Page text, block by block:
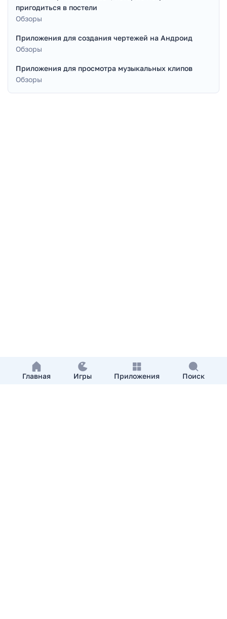
Главная Игры Приложения Поиск
пригодиться в постели
Обзоры
Приложения для создания чертежей на Андроид
Обзоры
Приложения для просмотра музыкальных клипов
Обзоры